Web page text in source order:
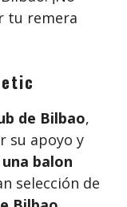
tu remera
de Bilbao,
su apoyo y
balon
selección de